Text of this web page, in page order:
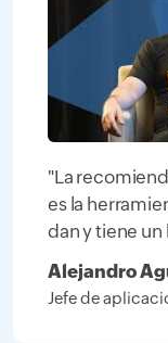
"La
es la
dan y tiene
Alejandro
Jefe de